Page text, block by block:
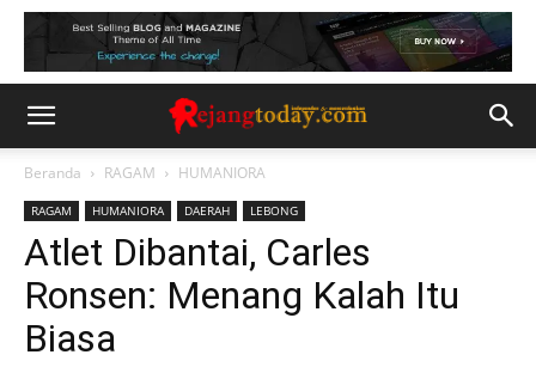
Beranda RAGAM HUMANIORA
RAGAM HUMANIORA DAERAH LEBONG
Atlet Dibantai, Carles
Ronsen: Menang Kalah Itu
Biasa